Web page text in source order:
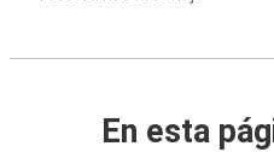
En esta